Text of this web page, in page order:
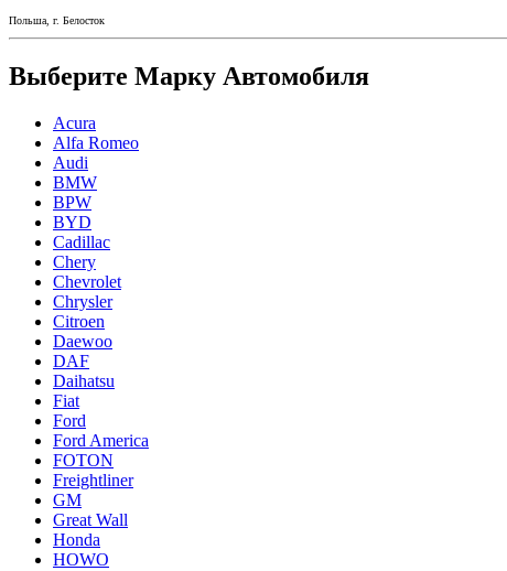
Польша, г. Белосток
Выберите Марку Автомобиля
Acura
Alfa Romeo
Audi
BMW
BPW
BYD
Cadillac
Chery
Chevrolet
Chrysler
Citroen
Daewoo
DAF
Daihatsu
Fiat
Ford
Ford America
FOTON
Freightliner
GM
Great Wall
Honda
HOWO